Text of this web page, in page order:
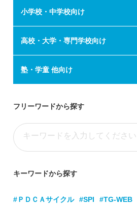
小学校・中学校向け
高校・大学・専門学校向け
塾・学童 他向け
フリーワードから探す
キーワードから探す
#ＰＤＣＡサイクル #SPI #TG-WEB